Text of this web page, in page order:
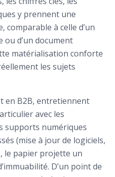
y prennent une
comparable à celle d’un
d’un document
matérialisation conforte
les sujets
en B2B, entretiennent
avec les
supports numériques
(mise à jour de logiciels,
le papier projette un
D’un point de